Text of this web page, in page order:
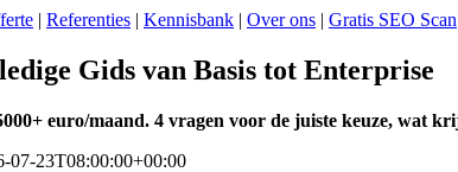
| Referenties | Kennisbank | Over ons | Gratis SEO Scan
Gids van Basis tot Enterprise
euro/maand. 4 vragen voor de juiste keuze, wat
07-23T08:00:00+00:00